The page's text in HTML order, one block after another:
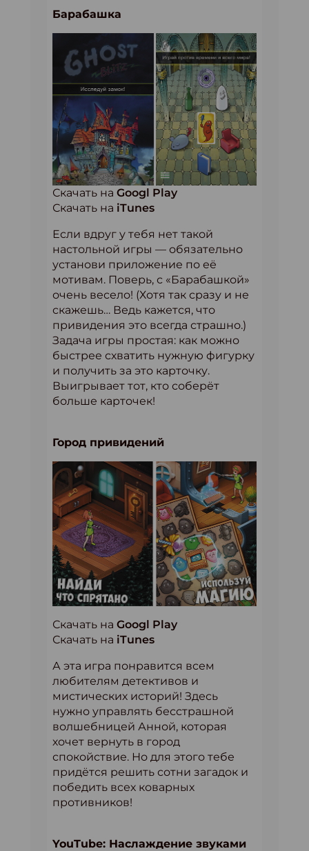
Барабашка
Скачать на Googl Play
Скачать на iTunes
Если вдруг у тебя нет такой
настольной игры — обязательно
установи приложение по её
мотивам. Поверь, с «Барабашкой»
очень весело! (Хотя так сразу и не
скажешь… Ведь кажется, что
привидения это всегда страшно.)
Задача игры простая: как можно
быстрее схватить нужную фигурку
и получить за это карточку.
Выигрывает тот, кто соберёт
больше карточек!
Город привидений
Скачать на Googl Play
Скачать на iTunes
А эта игра понравится всем
любителям детективов и
мистических историй! Здесь
нужно управлять бесстрашной
волшебницей Анной, которая
хочет вернуть в город
спокойствие. Но для этого тебе
придётся решить сотни загадок и
победить всех коварных
противников!
YouTube: Наслаждение звуками